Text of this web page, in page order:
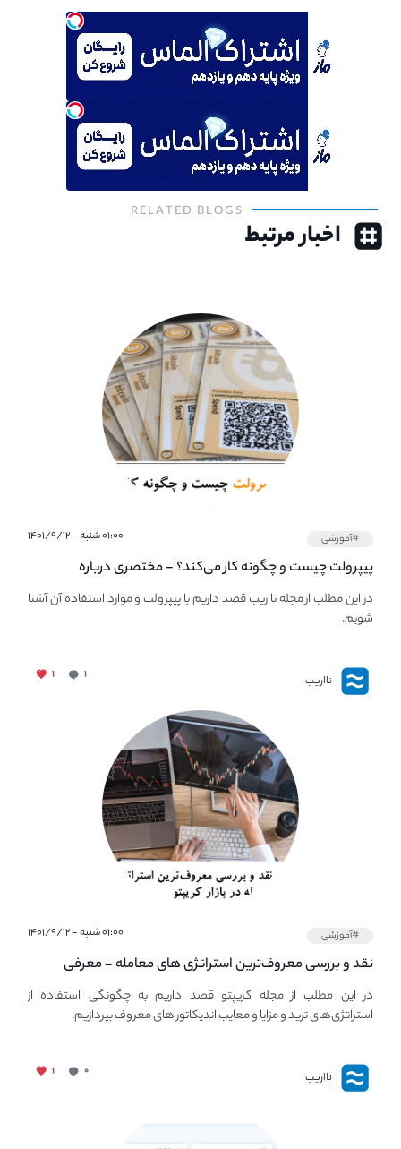
RELATED BLOGS
اخبار مرتبط
#آموزشی ۰۱:۰۰ شنبه - ۱۴۰۱/۹/۱۲
پیپر‌ولت چیست و چگونه کار می‌کند؟ - مختصری درباره
PaperWallet
در این مطلب از مجله نااریب قصد داریم با پیپر‌ولت و موارد استفاده آن آشنا
شویم.
نااریب ۱ ۱
#آموزشی ۰۱:۰۰ شنبه - ۱۴۰۱/۹/۱۲
نقد و بررسی معروف‌ترین استراتژی های معامله - معرفی
استراتژی های مهم ترید در بازار کریپتو
در این مطلب از مجله کریپتو قصد داریم به چگونگی استفاده از
استراتژی‌های ترید و مزایا و معایب اندیکاتور های معروف بپردازیم.
نااریب ۰ ۱